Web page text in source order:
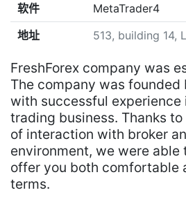
软件
MetaTrader4
地址
513, building 14,
FreshForex company was
The company was
with successful experience
trading business. Thanks
of interaction with broker
environment, we were able
offer you both comfortable
terms.